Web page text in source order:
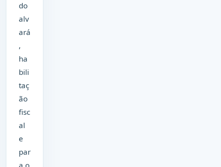
do
alv
ará
,
ha
bili
taç
ão
fisc
al
e
par
a o